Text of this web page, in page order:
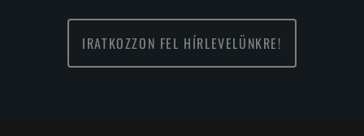
IRATKOZZON FEL HÍRLEVELÜNKRE!